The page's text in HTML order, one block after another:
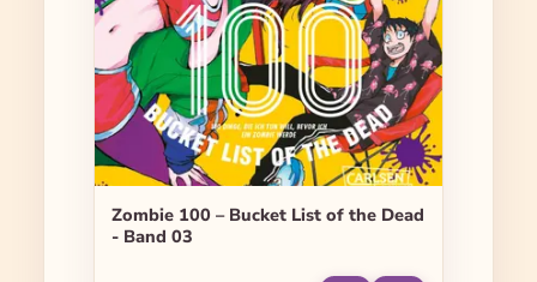
Zombie 100 – Bucket List of the Dead
- Band 03